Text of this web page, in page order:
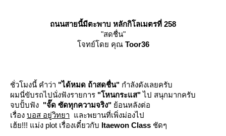
ถนนสายนี้มีตะพาบ หลักกิโลเมตรที่ 258
"สดชื่น"
จทย์โดย คุณ Toor36
ชั่วโมงนี้ คำว่า "ได้หมด ถ้าสดชื่น" กำลังดังเลยครับ
ผมนี่ขับรถไปนั่งฟังรายการ "โหนกระแส"ไป สนุกมากครับ
จบปั้บฟัง "จั๊ด ซัดทุกความจริง" ้อนหลังต่อ
เรื่อง บอส อยู่วิทยา ละพยานที่เพิ่งม่องไป
เฮ้ย!!! แม่ง plot เรื่องเดี๋ยวกับ Itaewon Class ชัดๆ